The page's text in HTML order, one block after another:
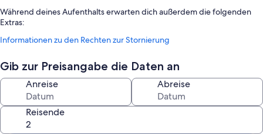
Während deines Aufenthalts erwarten dich außerdem die folgenden
Extras:
Parken ohne Service (kostenlos)
Zimmerausstattung
Alle Gästezimmer im Maatilamatkailu Peräkangas bestechen durch
Komforts wie eine Klimaanlage und Bademäntel.
Weitere Ausstattungsmerkmale und Services sind unter anderem:
Informationen zu den Rechten zur Stornierung
Gib zur Preisangabe die Daten an
Anreise Abreise
Reisende